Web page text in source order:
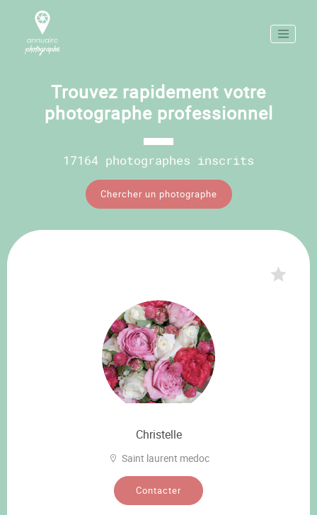
Trouvez rapidement votre
photographe professionnel
17164 photographes inscrits
Chercher un photographe
Christelle
Saint laurent medoc
Contacter